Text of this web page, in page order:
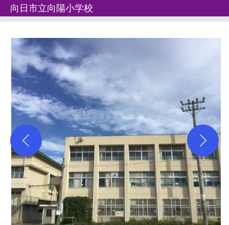
向日市立向陽小学校